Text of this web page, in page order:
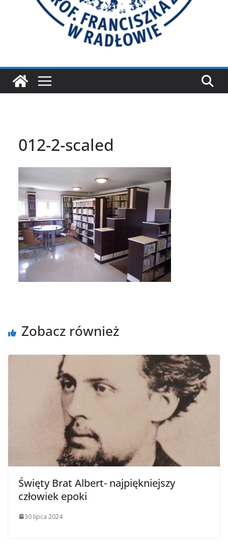
012-2-scaled
Zobacz również
Święty Brat Albert- najpiękniejszy
człowiek epoki
30 lipca 2024